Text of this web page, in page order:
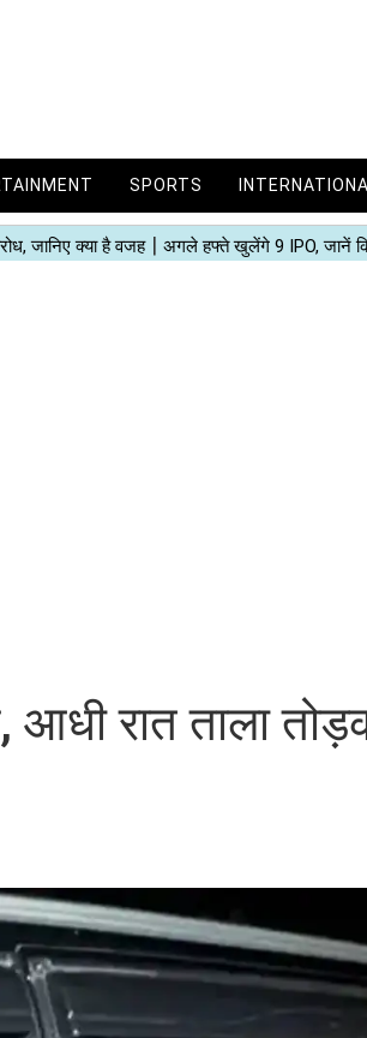
SPORTS
रात ताला